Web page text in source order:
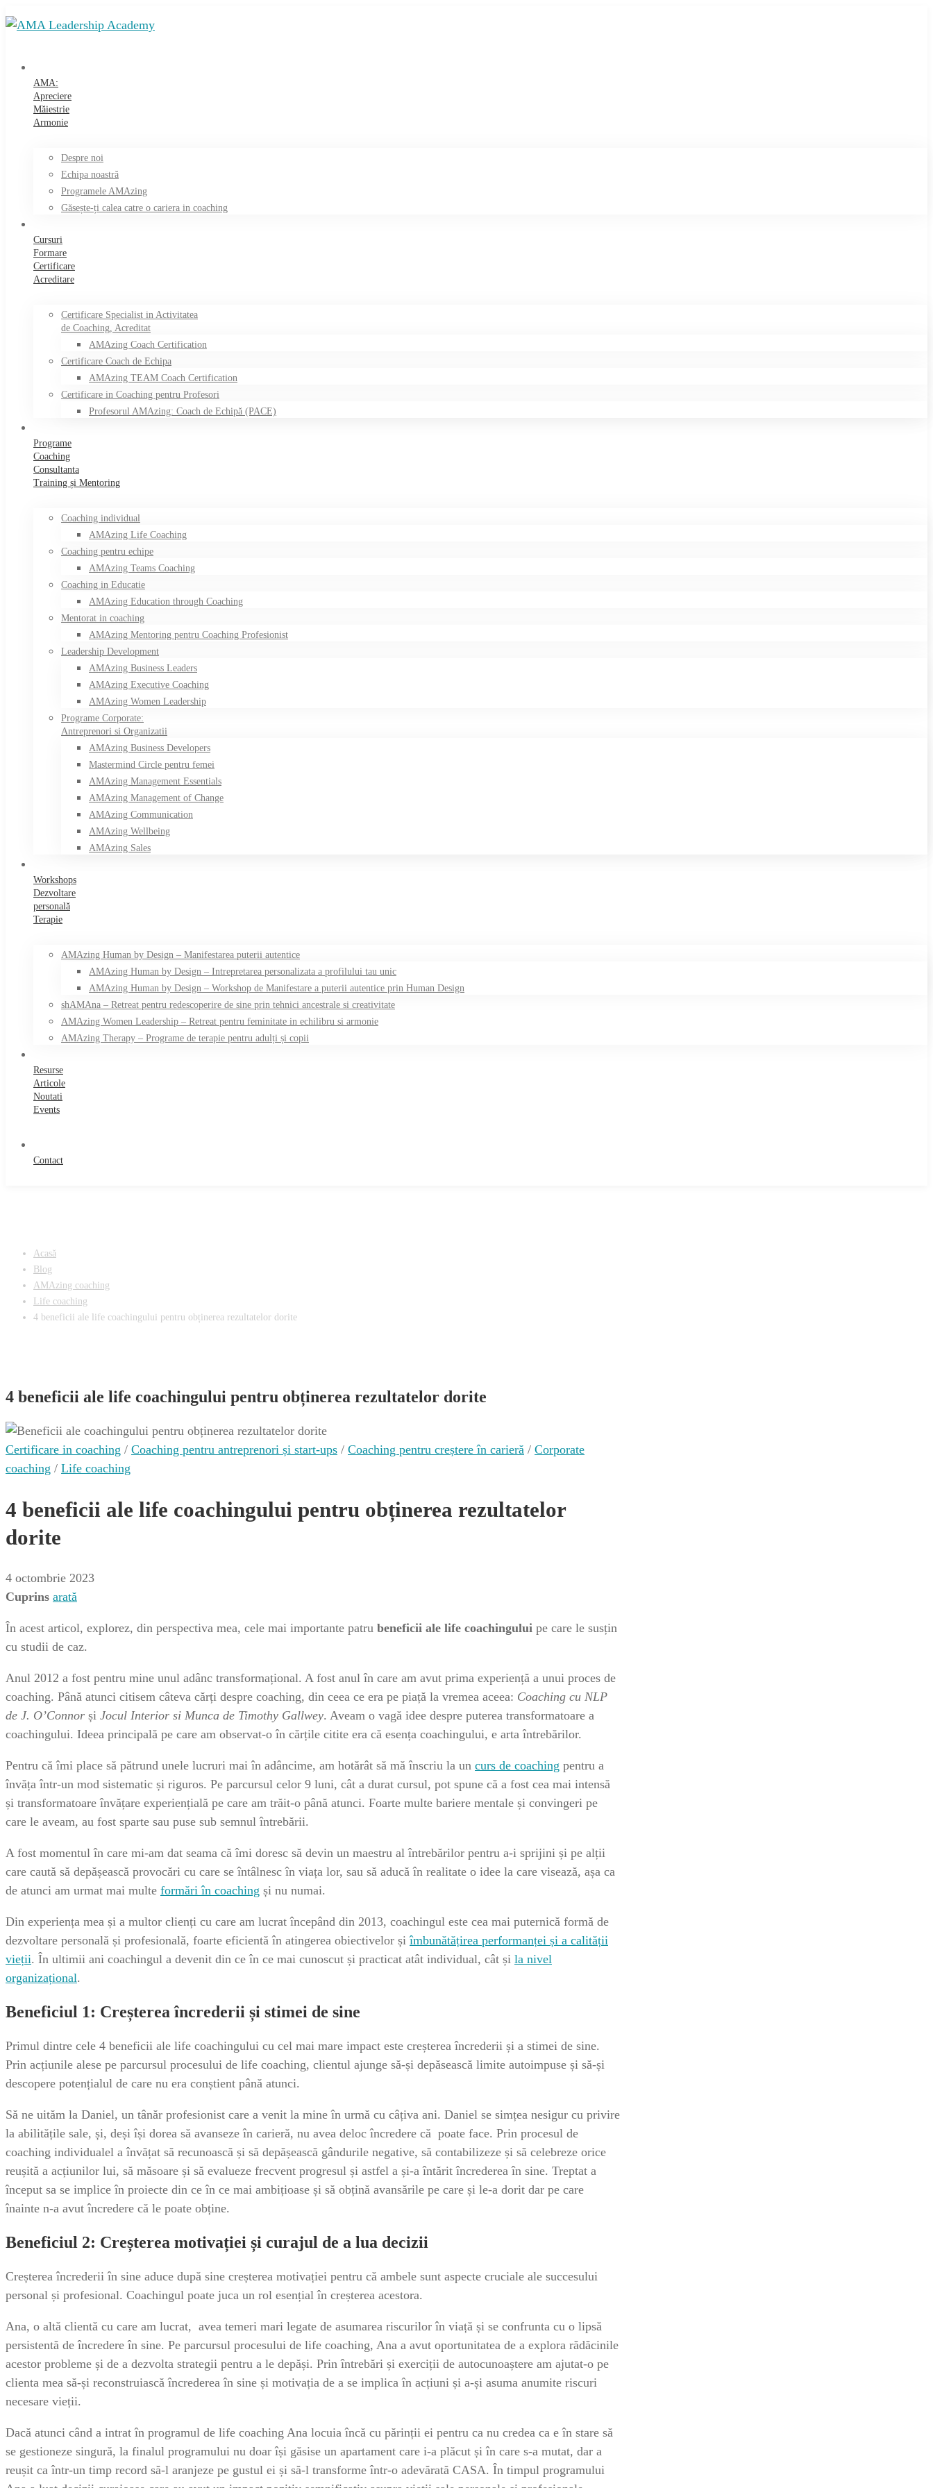
AMA:
Apreciere
Măiestrie
Armonie
Despre noi
Echipa noastră
Programele AMAzing
Găsește-ți calea catre o cariera in coaching
Cursuri
Formare
Certificare
Acreditare
Certificare Specialist in Activitatea
de Coaching, Acreditat
AMAzing Coach Certification
Certificare Coach de Echipa
AMAzing TEAM Coach Certification
Certificare in Coaching pentru Profesori
Profesorul AMAzing: Coach de Echipă (PACE)
Programe
Coaching
Consultanta
Training și Mentoring
Coaching individual
AMAzing Life Coaching
Coaching pentru echipe
AMAzing Teams Coaching
Coaching in Educatie
AMAzing Education through Coaching
Mentorat in coaching
AMAzing Mentoring pentru Coaching Profesionist
Leadership Development
AMAzing Business Leaders
AMAzing Executive Coaching
AMAzing Women Leadership
Programe Corporate:
Antreprenori si Organizatii
AMAzing Business Developers
Mastermind Circle pentru femei
AMAzing Management Essentials
AMAzing Management of Change
AMAzing Communication
AMAzing Wellbeing
AMAzing Sales
Workshops
Dezvoltare
personală
Terapie
AMAzing Human by Design – Manifestarea puterii autentice
AMAzing Human by Design – Intrepretarea personalizata a profilului tau unic
AMAzing Human by Design – Workshop de Manifestare a puterii autentice prin Human Design
shAMAna – Retreat pentru redescoperire de sine prin tehnici ancestrale si creativitate
AMAzing Women Leadership – Retreat pentru feminitate in echilibru si armonie
AMAzing Therapy – Programe de terapie pentru adulți și copii
Resurse
Articole
Noutati
Events
Contact
Acasă
Blog
AMAzing coaching
Life coaching
4 beneficii ale life coachingului pentru obținerea rezultatelor dorite
4 beneficii ale life coachingului pentru obținerea rezultatelor dorite
Certificare in coaching / Coaching pentru antreprenori și start-ups / Coaching pentru creștere în carieră / Corporate
coaching / Life coaching
4 beneficii ale life coachingului pentru obținerea rezultatelor
dorite
4 octombrie 2023
Cuprins arată
În acest articol, explorez, din perspectiva mea, cele mai importante patru beneficii ale life coachingului pe care le susțin
cu studii de caz.
Anul 2012 a fost pentru mine unul adânc transformațional. A fost anul în care am avut prima experiență a unui proces de
coaching. Până atunci citisem câteva cărți despre coaching, din ceea ce era pe piață la vremea aceea: Coaching cu NLP
de J. O’Connor și Jocul Interior si Munca de Timothy Gallwey. Aveam o vagă idee despre puterea transformatoare a
coachingului. Ideea principală pe care am observat-o în cărțile citite era că esența coachingului, e arta întrebărilor.
Pentru că îmi place să pătrund unele lucruri mai în adâncime, am hotărât să mă înscriu la un curs de coaching pentru a
învăța într-un mod sistematic și riguros. Pe parcursul celor 9 luni, cât a durat cursul, pot spune că a fost cea mai intensă
și transformatoare învățare experiențială pe care am trăit-o până atunci. Foarte multe bariere mentale și convingeri pe
care le aveam, au fost sparte sau puse sub semnul întrebării.
A fost momentul în care mi-am dat seama că îmi doresc să devin un maestru al întrebărilor pentru a-i sprijini și pe alții
care caută să depășească provocări cu care se întâlnesc în viața lor, sau să aducă în realitate o idee la care visează, așa ca
de atunci am urmat mai multe formări în coaching și nu numai.
Din experiența mea și a multor clienți cu care am lucrat începând din 2013, coachingul este cea mai puternică formă de
dezvoltare personală și profesională, foarte eficientă în atingerea obiectivelor șiîmbunătățirea performanței și a calității
vieții. În ultimii ani coachingul a devenit din ce în ce mai cunoscut și practicat atât individual, cât și la nivel
organizațional.
Beneficiul 1: Creșterea încrederii și stimei de sine
Primul dintre cele 4 beneficii ale life coachingului cu cel mai mare impact este creșterea încrederii și a stimei de sine.
Prin acțiunile alese pe parcursul procesului de life coaching, clientul ajunge să-și depăsească limite autoimpuse și să-și
descopere potențialul de care nu era conștient până atunci.
Să ne uităm la Daniel, un tânăr profesionist care a venit la mine în urmă cu câțiva ani. Daniel se simțea nesigur cu privire
la abilitățile sale, și, deși își dorea să avanseze în carieră, nu avea deloc încredere că poate face. Prin procesul de
coaching individualel a învățat să recunoască și să depășească gândurile negative, să contabilizeze și să celebreze orice
reușită a acțiunilor lui, să măsoare și să evalueze frecvent progresul și astfel a și-a întărit încrederea în sine. Treptat a
început sa se implice în proiecte din ce în ce mai ambițioase și să obțină avansările pe care și le-a dorit dar pe care
înainte n-a avut încredere că le poate obține.
Beneficiul 2: Creșterea motivației și curajul de a lua decizii
Creșterea încrederii în sine aduce după sine creșterea motivației pentru că ambele sunt aspecte cruciale ale succesului
personal și profesional. Coachingul poate juca un rol esențial în creșterea acestora.
Ana, o altă clientă cu care am lucrat, avea temeri mari legate de asumarea riscurilor în viață și se confrunta cu o lipsă
persistentă de încredere în sine. Pe parcursul procesului de life coaching, Ana a avut oportunitatea de a explora rădăcinile
acestor probleme și de a dezvolta strategii pentru a le depăși. Prin întrebări și exerciții de autocunoaștere am ajutat-o pe
clienta mea să-și reconstruiască încrederea în sine și motivația de a se implica în acțiuni și a-și asuma anumite riscuri
necesare vieții.
Dacă atunci când a intrat în programul de life coaching Ana locuia încă cu părinții ei pentru ca nu credea ca e în stare să
se gestioneze singură, la finalul programului nu doar își găsise un apartament care i-a plăcut și în care s-a mutat, dar a
reușit ca într-un timp record să-l aranjeze pe gustul ei și să-l transforme într-o adevărată CASA. În timpul programului